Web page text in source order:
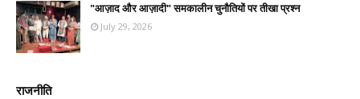
"आज़ाद और आज़ादी" समकालीन चुनौतियों पर तीखा प्रश्न
July 29, 2026
राजनीति